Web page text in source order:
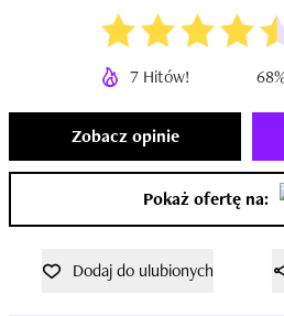
7 Hitów!
Zobacz opinie
Pokaż ofertę na:
Dodaj do ulubionych